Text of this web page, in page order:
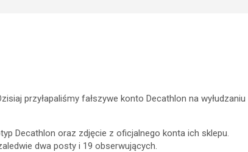
przyłapaliśmy fałszywe konto Decathlon na wyłudzaniu
Decathlon oraz zdjęcie z oficjalnego konta ich sklepu.
dwa posty i 19 obserwujących.